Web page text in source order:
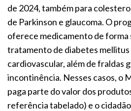
de 2024, também para
de Parkinson e glaucoma. O
oferece medicamento de forma
tratamento de diabetes mellitus
cardiovascular, além de fraldas
incontinência. Nesses casos, o
paga parte do valor dos
referência tabelado) e o